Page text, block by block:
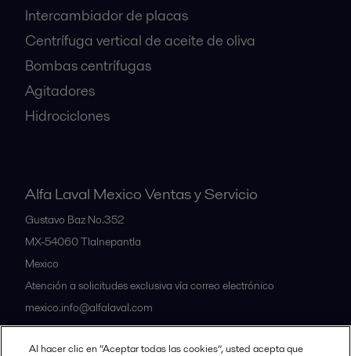
Intercambiador de placas
Centrífuga vertical de aceite de oliva
Bombas centrífugas
Agitadores
Hidrociclones
Alfa Laval Mexico Ventas y Servicio
Gustavo Baz No.352
MX-54060Tlalnepantla
Mexico
Atención a solicitudes exclusiva vía correo electrónico
mexico.info@alfalaval.com
Al hacer clic en “Aceptar todas las cookies”, usted acepta que